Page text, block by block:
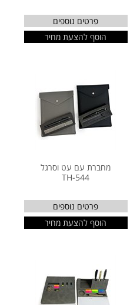
פרטים נוספים
הוסף להצעת מחיר
מחברת עם עט וסרגל
TH-544
פרטים נוספים
הוסף להצעת מחיר